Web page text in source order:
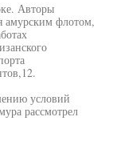
Авторы
амурским флотом,
условий
рассмотрел